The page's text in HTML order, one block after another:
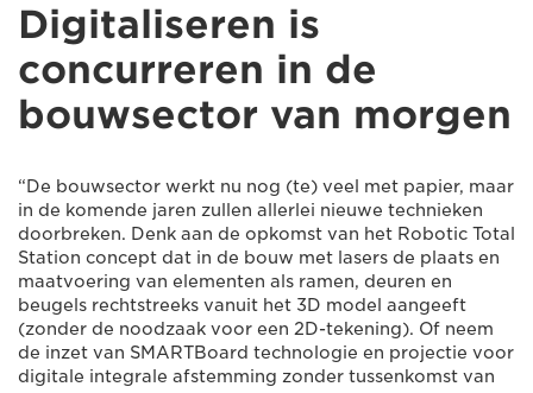
Digitaliseren is
concurreren in de
bouwsector van morgen
“De bouwsector werkt nu nog (te) veel met papier, maar
in de komende jaren zullen allerlei nieuwe technieken
doorbreken. Denk aan de opkomst van het Robotic Total
Station concept dat in de bouw met lasers de plaats en
maatvoering van elementen als ramen, deuren en
beugels rechtstreeks vanuit het 3D model aangeeft
(zonder de noodzaak voor een 2D-tekening). Of neem
de inzet van SMARTBoard technologie en projectie voor
digitale integrale afstemming zonder tussenkomst van